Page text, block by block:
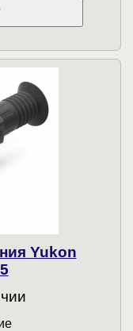
Yukon